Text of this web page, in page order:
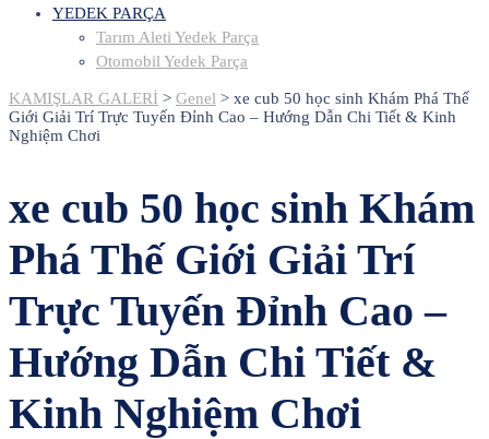
YEDEK PARÇA
Tarım Aleti Yedek Parça
Otomobil Yedek Parça
KAMIŞLAR GALERİ > Genel > xe cub 50 học sinh Khám Phá Thế
Giới Giải Trí Trực Tuyến Đỉnh Cao – Hướng Dẫn Chi Tiết & Kinh
Nghiệm Chơi
xe cub 50 học sinh Khám
Phá Thế Giới Giải Trí
Trực Tuyến Đỉnh Cao –
Hướng Dẫn Chi Tiết &
Kinh Nghiệm Chơi